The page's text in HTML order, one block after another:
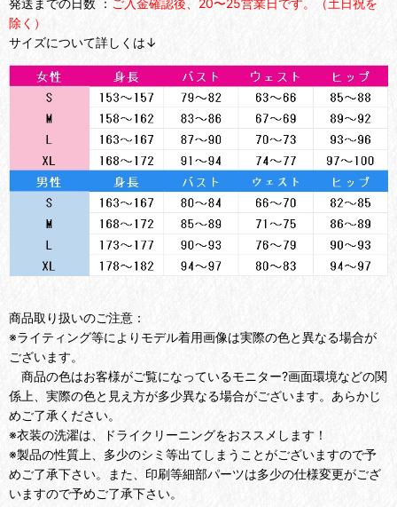
除く）
サイズについて詳しくは↓
商品取り扱いのご注意：
※ライティング等によりモデル着用画像は実際の色と異なる場合が
ございます。
商品の色はお客様がご覧になっているモニター?画面環境などの関
係上、実際の色と見え方が多少異なる場合がございます。あらかじ
めご了承ください。
※衣装の洗濯は、ドライクリーニングをおススメします！
※製品の性質上、多少のシミ等出てしまうことがございますので予
めご了承下さい。また、印刷等細部パーツは多少の仕様変更がござ
いますので予めご了承下さい。